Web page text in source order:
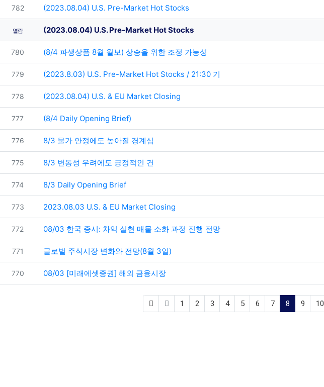
번호
782 (2023.08.04) U.S. Pre-Market Hot Stocks
열람 (2023.08.04) U.S. Pre-Market Hot Stocks
번호
780 (8/4 파생상픔 8월 월보) 상승을 위한 조정 가능성
번호
779 (2023.8.03) U.S. Pre-Market Hot Stocks / 21:30 기
번호
778 (2023.08.04) U.S. & EU Market Closing
번호
777 (8/4 Daily Opening Brief)
번호
776 8/3 물가 안정에도 높아질 경계심
번호
775 8/3 변동성 우려에도 긍정적인 건
번호
774 8/3 Daily Opening Brief
번호
773 2023.08.03 U.S. & EU Market Closing
번호
772 08/03 한국 증시: 차익 실현 매물 소화 과정 진행 전망
번호
771 글로벌 주식시장 변화와 전망(8월 3일)
번호
770 08/03 [미래에셋증권] 해외 금융시장
1 2 3 4 5 6 7 8(current)
9 10